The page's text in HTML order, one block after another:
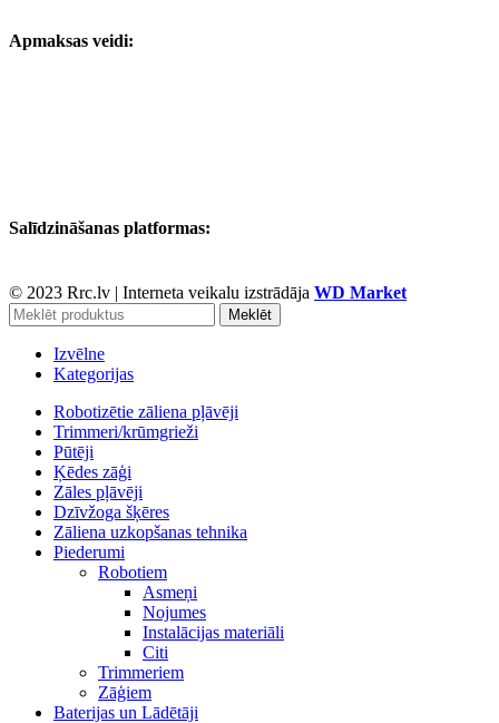
Apmaksas veidi:
Salīdzināšanas platformas:
© 2023 Rrc.lv | Interneta veikalu izstrādāja WD Market
Meklēt
Izvēlne
Kategorijas
Robotizētie zāliena pļāvēji
Trimmeri/krūmgrieži
Pūtēji
Ķēdes zāģi
Zāles pļāvēji
Dzīvžoga šķēres
Zāliena uzkopšanas tehnika
Piederumi
Robotiem
Asmeņi
Nojumes
Instalācijas materiāli
Citi
Trimmeriem
Zāģiem
Baterijas un Lādētāji